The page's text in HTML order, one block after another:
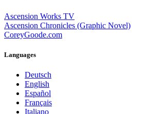
Ascension Works TV
Ascension Chronicles (Graphic Novel)
CoreyGoode.com
Languages
Deutsch
English
Español
Français
Italiano